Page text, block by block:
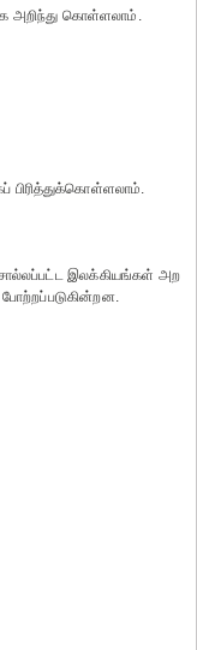
அறிந்து கொள்ளலாம்.
இலக்கியங்கள் அற